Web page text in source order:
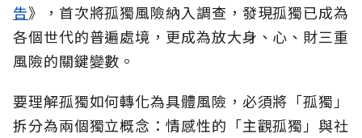
告》，首次將孤獨風險納入調查，發現孤獨已成為
各個世代的普遍處境，更成為放大身、心、財三重
風險的關鍵變數。
要理解孤獨如何轉化為具體風險，必須將「孤獨」
拆分為兩個獨立概念：情感性的「主觀孤獨」與社